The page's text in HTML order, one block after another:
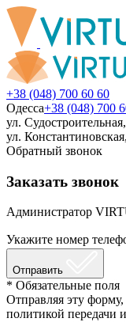
+38 (048) 700 60 60
Одесса+38 (048) 700
ул.
ул.
Обратный звонок
Заказать звонок
Администратор
Укажите номер
Отправить
* Обязательные поля
Отправляя эту форму,
политикой передачи